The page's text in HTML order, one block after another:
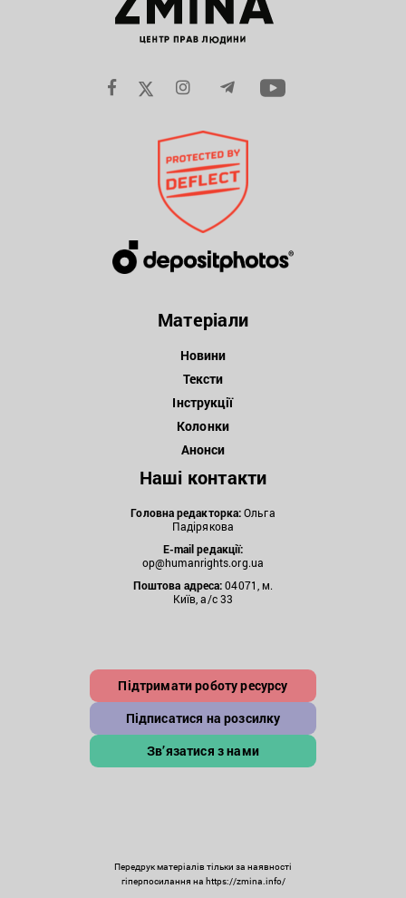
Матеріали
Новини
Тексти
Інструкції
Колонки
Анонси
Наші контакти
Головна редакторка:Ольга
Падірякова
E-mail редакції:
op@humanrights.org.ua
Поштова адреса:04071, м.
Київ, а/с 33
Підтримати роботу ресурсу
Підписатися на розсилку
Зв’язатися з нами
Передрук матеріалів тільки за наявності
гіперпосилання на https://zmina.info/